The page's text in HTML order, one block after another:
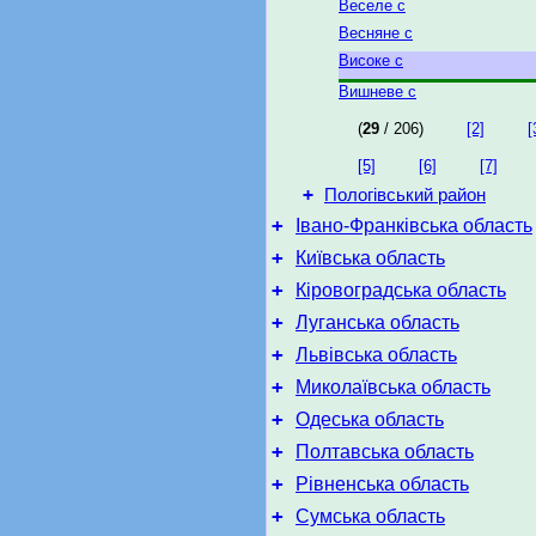
Веселе с
Весняне с
Високе с
Вишневе с
(29 / 206) [2]
[5] [6] [7]
+ Пологівський район
+ Івано-Франківська область
+ Київська область
+ Кіровоградська область
+ Луганська область
+ Львівська область
+ Миколаївська область
+ Одеська область
+ Полтавська область
+ Рівненська область
+ Сумська область